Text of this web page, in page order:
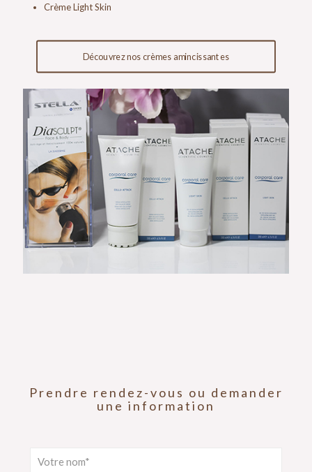
Crème Light Skin
Découvrez nos crèmes amincissantes
Prendre rendez-vous ou demander
une information